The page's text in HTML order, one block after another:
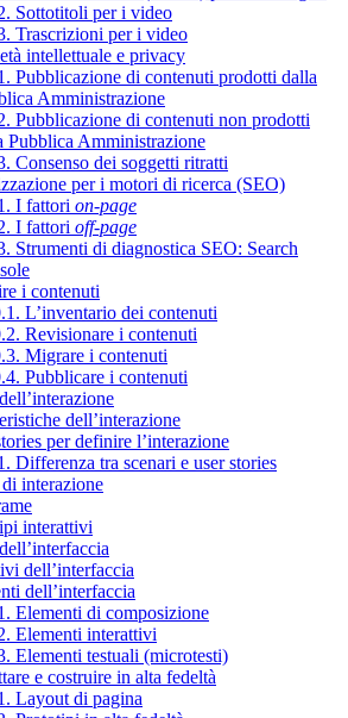
Sottotitoli per i video
Trascrizioni per i video
intellettuale e privacy
Pubblicazione di contenuti prodotti dalla
Amministrazione
Pubblicazione di contenuti non prodotti
Pubblica Amministrazione
Consenso dei soggetti ritratti
per i motori di ricerca (SEO)
I fattori on-page
I fattori off-page
Strumenti di diagnostica SEO: Search
i contenuti
L’inventario dei contenuti
Revisionare i contenuti
Migrare i contenuti
Pubblicare i contenuti
dell’interazione
per definire l’interazione
Differenza tra scenari e user stories
interazione
interattivi
dell’interfaccia
dell’interfaccia
Elementi di composizione
Elementi interattivi
Elementi testuali (microtesti)
e costruire in alta fedeltà
Layout di pagina